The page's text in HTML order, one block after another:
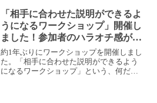
「相手に合わせた説明ができるよ
うになるワークショップ」開催し
ました！参加者のハラオチ感が素
晴らしくよかった
約1年ぶりにワークショップを開催しまし
た。「相手に合わせた説明ができるよう
になるワークショップ」という、何だか